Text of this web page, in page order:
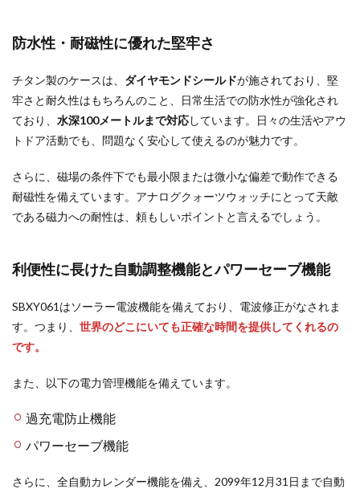
防水性・耐磁性に優れた堅牢さ
チタン製のケースは、 ダイヤモンドシールドが施されており、堅
牢さと耐久性はもちろんのこと、日常生活での防水性が強化され
ており、 水深100メートルまで対応しています。日々の生活やアウ
トドア活動でも、問題なく安心して使えるのが魅力です。
さらに、磁場の条件下でも最小限または微小な偏差で動作できる
耐磁性を備えています。アナログクォーツウォッチにとって天敵
である磁力への耐性は、頼もしいポイントと言えるでしょう。
利便性に長けた自動調整機能とパワーセーブ機能
SBXY061はソーラー電波機能を備えており、電波修正がなされま
す。つまり、 世界のどこにいても正確な時間を提供してくれるの
です。
また、以下の電力管理機能を備えています。
過充電防止機能
パワーセーブ機能
さらに、全自動カレンダー機能を備え、2099年12月31日まで自動